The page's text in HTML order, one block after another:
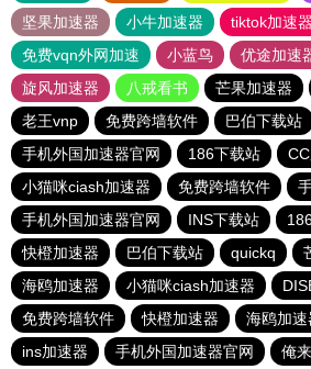
坚果加速器
小牛加速器 tiktok加速器
免费vqn外网加速
小蓝鸟 优途加速
旋风加速器
八戒看书 芒果加速器
老王vnp
免费跨墙软件 巴伯下载站
手机外国加速器官网
186下载站
小猫咪ciash加速器
免费跨墙软件
手机外国加速器官网
INS下载站
快橙加速器
巴伯下载站 quickq
海鸥加速器
小猫咪ciash加速器
免费跨墙软件
快橙加速器 海鸥加速
ins加速器
手机外国加速器官网 俺